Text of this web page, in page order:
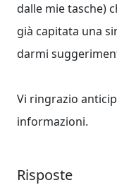
dalle mie tasche)
già capitata una
darmi
Vi ringrazio
informazioni.
Risposte